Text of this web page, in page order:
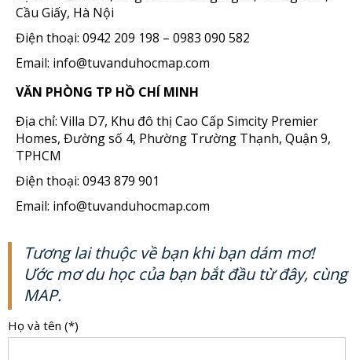
Cầu Giấy, Hà Nội
Điện thoại: 0942 209 198 – 0983 090 582
Email: info@tuvanduhocmap.com
VĂN PHÒNG TP HỒ CHÍ MINH
Địa chỉ: Villa D7, Khu đô thị Cao Cấp Simcity Premier
Homes, Đường số 4, Phường Trường Thạnh, Quận 9,
TPHCM
Điện thoại: 0943 879 901
Email: info@tuvanduhocmap.com
Tương lai thuộc về bạn khi bạn dám mơ!
Ước mơ du học của bạn bắt đầu từ đây, cùng
MAP.
Họ và tên (*)